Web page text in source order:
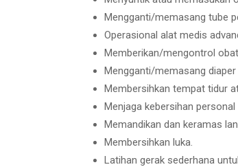
Mengganti/memasang tube
Operasional alat medis
Memberikan/mengontrol
Mengganti/memasang diaper
Membersihkan tempat tidur
Menjaga kebersihan
Memandikan dan keramas
Membersihkan luka.
Latihan gerak sederhana